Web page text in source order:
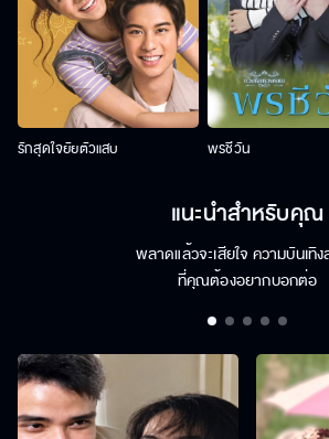
รักสุดใจยัยตัวแสบ พรชีวัน
แนะนำสำหรับคุณ
พลาดแล้วจะเสียใจ ความบันเทิ
ที่คุณต้องอยากบอกต่อ